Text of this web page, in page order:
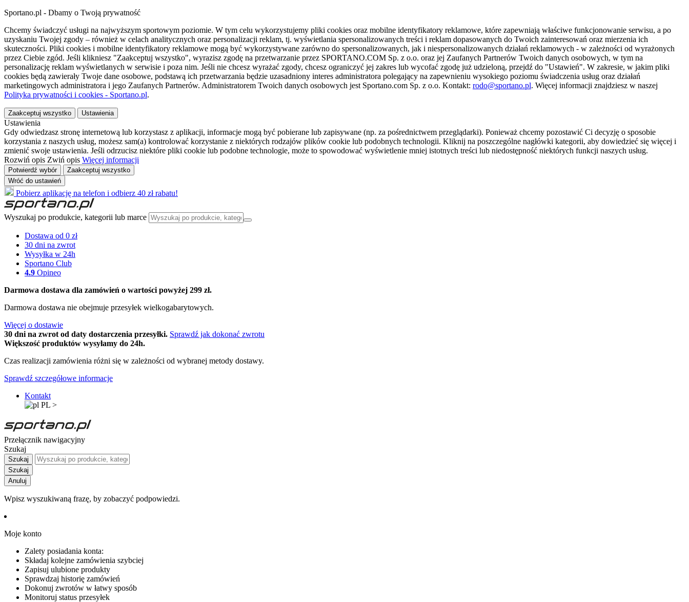
Sportano.pl - Dbamy o Twoją prywatność
Chcemy świadczyć usługi na najwyższym sportowym poziomie. W tym celu wykorzystujemy pliki cookies oraz mobilne identyfikatory reklamowe, które zapewniają właściwe funkcjonowanie serwisu, a po
uzyskaniu Twojej zgody – również w celach analitycznych oraz personalizacji reklam, tj. wyświetlania spersonalizowanych treści i reklam dopasowanych do Twoich zainteresowań oraz mierzenia ich
skuteczności. Pliki cookies i mobilne identyfikatory reklamowe mogą być wykorzystywane zarówno do spersonalizowanych, jak i niespersonalizowanych działań reklamowych - w zależności od wyrażonych
przez Ciebie zgód. Jeśli klikniesz "Zaakceptuj wszystko", wyrazisz zgodę na przetwarzanie przez SPORTANO.COM Sp. z o.o. oraz jej Zaufanych Partnerów Twoich danych osobowych, w tym na
personalizację reklam wyświetlanych w serwisie i poza nim. Jeśli nie chcesz wyrażać zgody, chcesz ograniczyć jej zakres lub wycofać zgodę już udzieloną, przejdź do "Ustawień". W zakresie, w jakim pliki
cookies będą zawierały Twoje dane osobowe, podstawą ich przetwarzania będzie uzasadniony interes administratora polegający na zapewnieniu wysokiego poziomu świadczenia usług oraz działań
marketingowych administratora i jego Zaufanych Partnerów. Administratorem Twoich danych osobowych jest Sportano.com Sp. z o.o. Kontakt: rodo@sportano.pl. Więcej informacji znajdziesz w naszej
Polityka prywatności i cookies - Sportano.pl.
Zaakceptuj wszystko Ustawienia
Ustawienia
Gdy odwiedzasz stronę internetową lub korzystasz z aplikacji, informacje mogą być pobierane lub zapisywane (np. za pośrednictwem przeglądarki). Ponieważ chcemy pozostawić Ci decyzję o sposobie
korzystania z naszych usług, możesz sam(a) kontrolować korzystanie z niektórych rodzajów plików cookie lub podobnych technologii. Kliknij na poszczególne nagłówki kategorii, aby dowiedzieć się więcej i
zmienić swoje ustawienia. Jeśli odrzucisz niektóre pliki cookie lub podobne technologie, może to spowodować wyświetlenie mniej istotnych treści lub niedostępność niektórych funkcji naszych usług.
Rozwiń opis Zwiń opis Więcej informacji
Potwierdź wybór
Zaakceptuj wszystko
Wróć do ustawień
Pobierz aplikację na telefon i odbierz 40 zł rabatu!
Wyszukaj po produkcie, kategorii lub marce
Dostawa od 0 zł
30 dni na zwrot
Wysyłka w 24h
Sportano Club
4.9 Opineo
Darmowa dostawa dla zamówień o wartości powyżej 299 zł.
Darmowa dostawa nie obejmuje przesyłek wielkogabarytowych.
Więcej o dostawie
30 dni na zwrot od daty dostarczenia przesyłki. Sprawdź jak dokonać zwrotu
Większość produktów wysyłamy do 24h.
Czas realizacji zamówienia różni się w zależności od wybranej metody dostawy.
Sprawdź szczegółowe informacje
Kontakt
PL >
Przełącznik nawigacyjny
Szukaj
Szukaj
Szukaj
Anuluj
Wpisz wyszukiwaną frazę, by zobaczyć podpowiedzi.
Moje konto
Zalety posiadania konta:
Składaj kolejne zamówienia szybciej
Zapisuj ulubione produkty
Sprawdzaj historię zamówień
Dokonuj zwrotów w łatwy sposób
Monitoruj status przesyłek